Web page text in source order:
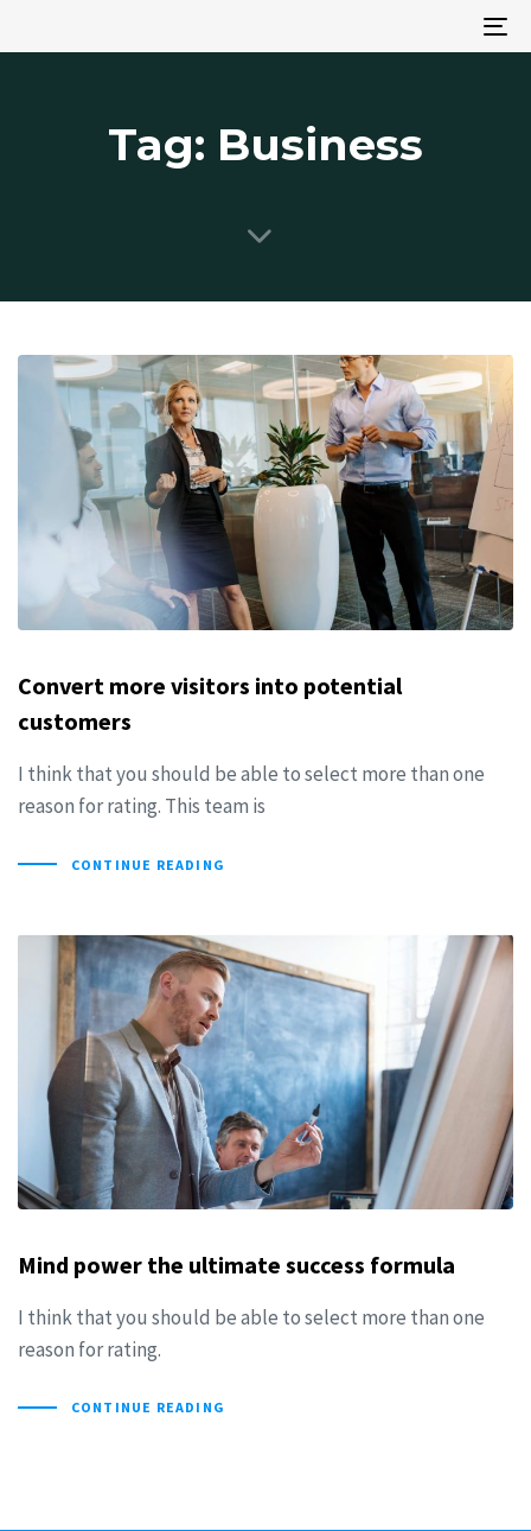
Tag: Business
Convert more visitors into potential
customers
I think that you should be able to select more than one
reason for rating. This team is
CONTINUE READING
Mind power the ultimate success formula
I think that you should be able to select more than one
reason for rating.
CONTINUE READING